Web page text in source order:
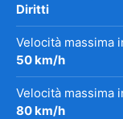
Diritti
Velocità massima
50 km/h
Velocità massima
80 km/h